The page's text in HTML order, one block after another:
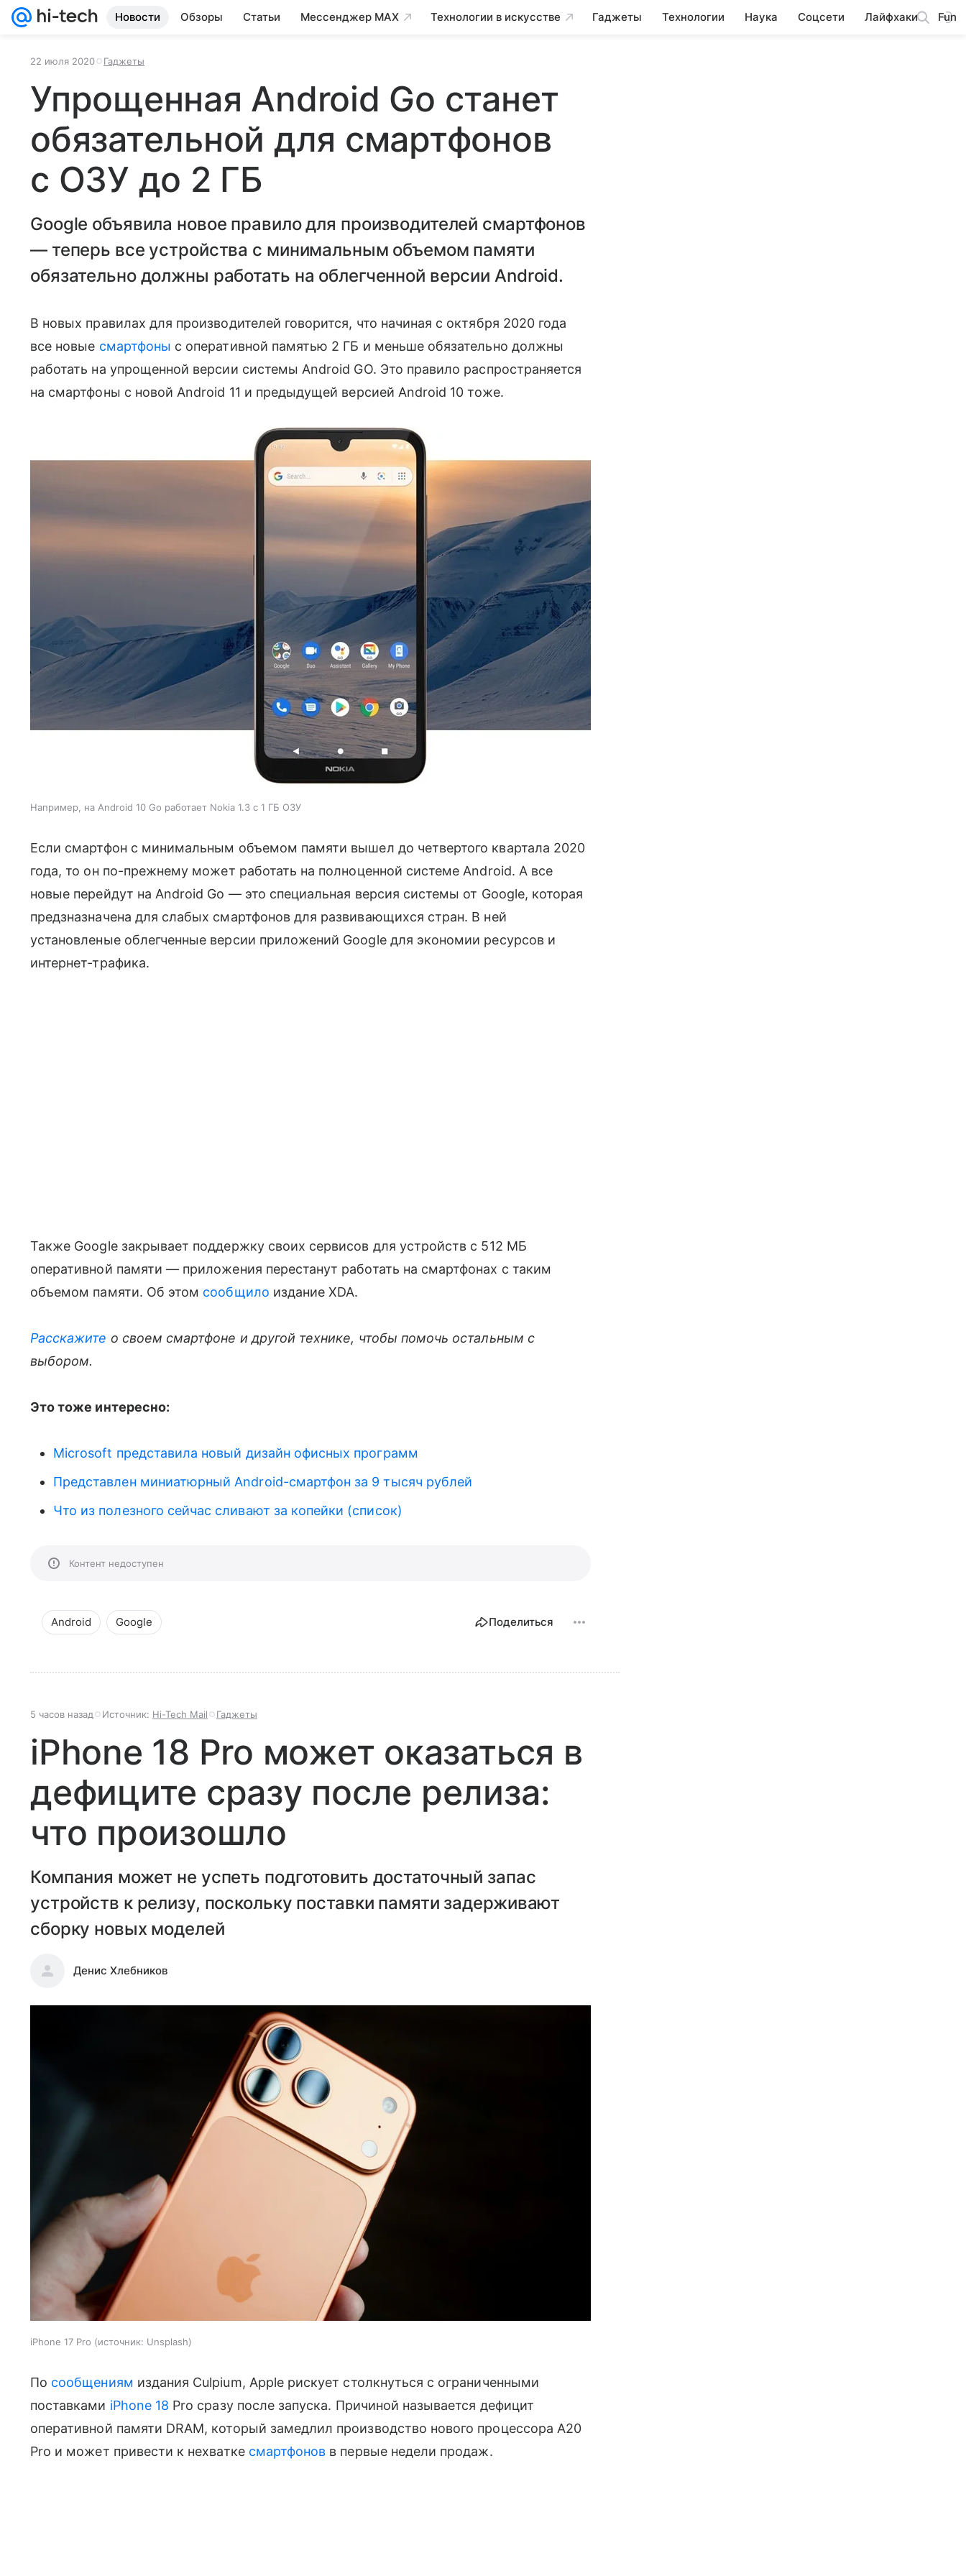
Новости Обзоры Статьи Мессенджер MAX Технологии в искусстве Гаджеты Технологии Наука Соцсети Лайфхаки Fun
22 июля 2020 Гаджеты
Упрощенная Android Go станет
обязательной для смартфонов
с ОЗУ до 2 ГБ
Google объявила новое правило для производителей смартфонов
— теперь все устройства с минимальным объемом памяти
обязательно должны работать на облегченной версии Android.
В новых правилах для производителей говорится, что начиная с октября 2020 года
все новые смартфоны с оперативной памятью 2 ГБ и меньше обязательно должны
работать на упрощенной версии системы Android GO. Это правило распространяется
на смартфоны с новой Android 11 и предыдущей версией Android 10 тоже.
Например, на Android 10 Go работает Nokia 1.3 с 1 ГБ ОЗУ
Если смартфон с минимальным объемом памяти вышел до четвертого квартала 2020
года, то он по-прежнему может работать на полноценной системе Android. А все
новые перейдут на Android Go — это специальная версия системы от Google, которая
предзназначена для слабых смартфонов для развивающихся стран. В ней
установленые облегченные версии приложений Google для экономии ресурсов и
интернет-трафика.
Также Google закрывает поддержку своих сервисов для устройств с 512 МБ
оперативной памяти — приложения перестанут работать на смартфонах с таким
объемом памяти. Об этом сообщило издание XDA.
Расскажите о своем смартфоне и другой технике, чтобы помочь остальным с
выбором.
Это тоже интересно:
Microsoft представила новый дизайн офисных программ
Представлен миниатюрный Android-смартфон за 9 тысяч рублей
Что из полезного сейчас сливают за копейки (список)
Контент недоступен
Android Google Поделиться
5 часов назад Источник: Hi-Tech Mail Гаджеты
iPhone 18 Pro может оказаться в
дефиците сразу после релиза:
что произошло
Компания может не успеть подготовить достаточный запас
устройств к релизу, поскольку поставки памяти задерживают
сборку новых моделей
Денис Хлебников
iPhone 17 Pro источник: Unsplash
По сообщениям издания Culpium, Apple рискует столкнуться с ограниченными
поставками iPhone 18 Pro сразу после запуска. Причиной называется дефицит
оперативной памяти DRAM, который замедлил производство нового процессора A20
Pro и может привести к нехватке смартфонов в первые недели продаж.